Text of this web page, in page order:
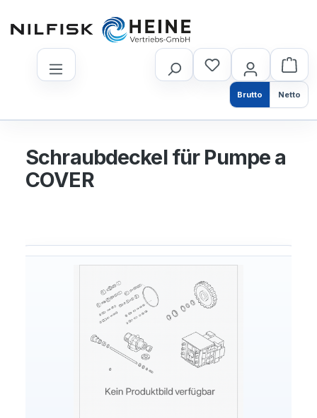
Brutto Netto
Schraubdeckel für Pumpe a
COVER